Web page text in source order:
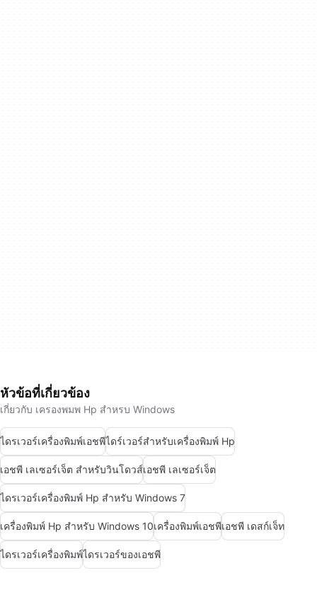
หัวข้อที่เกี่ยวข้อง
เกี่ยวกับ เครองพมพ Hp สำหรบ Windows
ไดรเวอร์เครื่องพิมพ์เอชพีไดร์เวอร์สำหรับเครื่องพิมพ์ Hp
เอชพี เลเซอร์เจ็ต สำหรับวินโดวส์เอชพี เลเซอร์เจ็ต
ไดรเวอร์เครื่องพิมพ์ Hp สำหรับ Windows 7
เครื่องพิมพ์ Hp สำหรับ Windows 10เครื่องพิมพ์เอชพีเอชพี เดสก์เจ็ท
ไดรเวอร์เครื่องพิมพ์ไดรเวอร์ของเอชพี